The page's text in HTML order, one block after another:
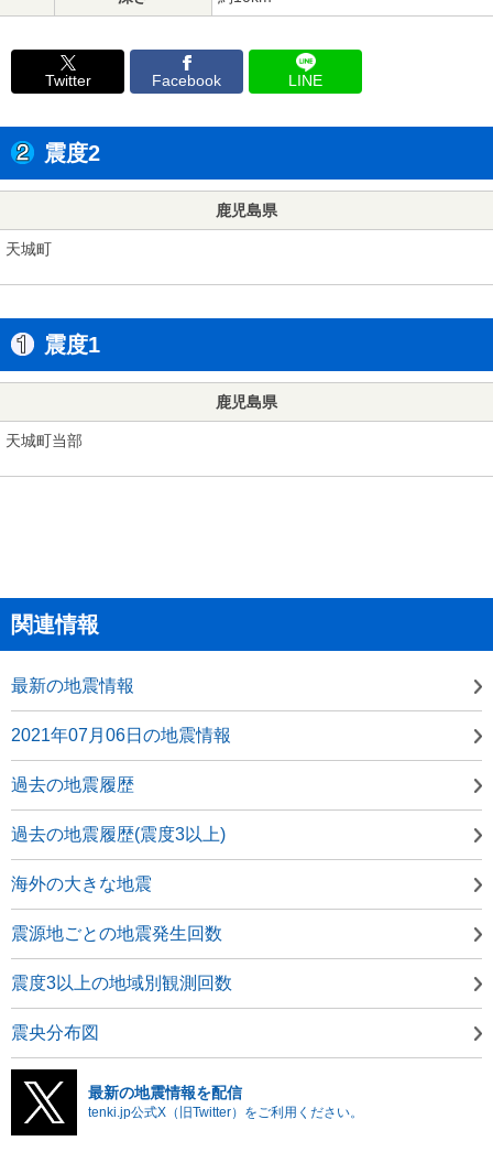
Twitter Facebook LINE
震度2
鹿児島県
天城町
震度1
鹿児島県
天城町当部
関連情報
最新の地震情報
2021年07月06日の地震情報
過去の地震履歴
過去の地震履歴(震度3以上)
海外の大きな地震
震源地ごとの地震発生回数
震度3以上の地域別観測回数
震央分布図
最新の地震情報を配信
tenki.jp公式X（旧Twitter）をご利用ください。